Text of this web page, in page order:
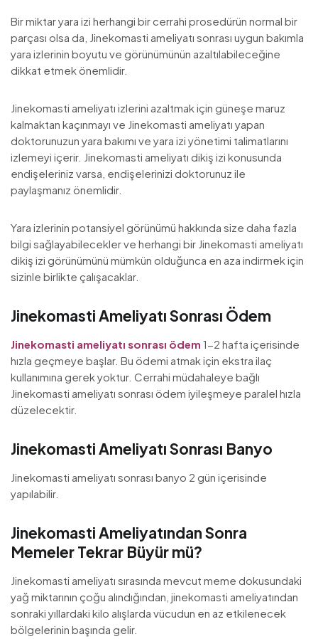
Bir miktar yara izi herhangi bir cerrahi prosedürün normal bir
parçası olsa da, Jinekomasti ameliyatı sonrası uygun bakımla
yara izlerinin boyutu ve görünümünün azaltılabileceğine
dikkat etmek önemlidir.
Jinekomasti ameliyatı izlerini azaltmak için güneşe maruz
kalmaktan kaçınmayı ve Jinekomasti ameliyatı yapan
doktorunuzun yara bakımı ve yara izi yönetimi talimatlarını
izlemeyi içerir. Jinekomasti ameliyatı dikiş izi konusunda
endişeleriniz varsa, endişelerinizi doktorunuz ile
paylaşmanız önemlidir.
Yara izlerinin potansiyel görünümü hakkında size daha fazla
bilgi sağlayabilecekler ve herhangi bir Jinekomasti ameliyatı
dikiş izi görünümünü mümkün olduğunca en aza indirmek için
sizinle birlikte çalışacaklar.
Jinekomasti Ameliyatı Sonrası Ödem
Jinekomasti ameliyatı sonrası ödem 1-2 hafta içerisinde
hızla geçmeye başlar. Bu ödemi atmak için ekstra ilaç
kullanımına gerek yoktur. Cerrahi müdahaleye bağlı
Jinekomasti ameliyatı sonrası ödem iyileşmeye paralel hızla
düzelecektir.
Jinekomasti Ameliyatı Sonrası Banyo
Jinekomasti ameliyatı sonrası banyo 2 gün içerisinde
yapılabilir.
Jinekomasti Ameliyatından Sonra
Memeler Tekrar Büyür mü?
Jinekomasti ameliyatı sırasında mevcut meme dokusundaki
yağ miktarının çoğu alındığından, jinekomasti ameliyatından
sonraki yıllardaki kilo alışlarda vücudun en az etkilenecek
bölgelerinin başında gelir.